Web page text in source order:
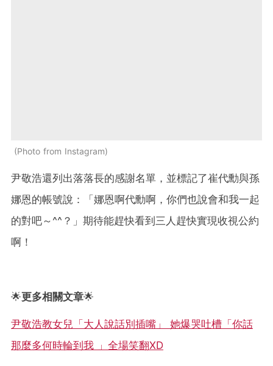
Photo from Instagram
尹敬浩還列出落落長的感謝名單，並標記了崔代勳與孫
娜恩的帳號說：「娜恩啊代勳啊，你們也說會和我一起
的對吧～^^？」期待能趕快看到三人趕快實現收視公約
啊！
🌟更多相關文章🌟
尹敬浩教女兒「大人說話別插嘴」 她爆哭吐槽「你話
那麼多何時輪到我 」全場笑翻XD